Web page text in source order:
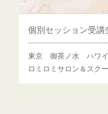
東京 御茶ノ水 ハワ
ロミロミサロン＆スク